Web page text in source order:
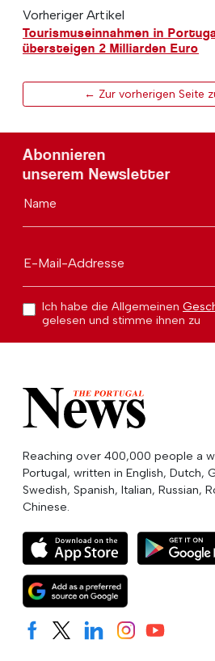
Vorheriger Artikel
Tourismuseinnahmen in
übersteigen 2 Milliarden Euro
← Zur vorherigen Seite
Abonnieren
unserem Newsletter
Name
E-Mail-Addresse
Ich habe die Allgemeinen
gelesen und stimme ihnen zu
Reaching over 400,000 people a
Portugal, written in English, Dutch,
Swedish, Spanish, Italian, Russian,
Chinese.